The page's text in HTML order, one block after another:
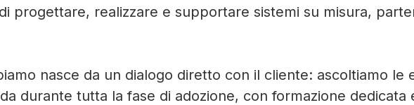
progettare, realizzare e supportare sistemi su misura,
nasce da un dialogo diretto con il cliente: ascoltiamo le
durante tutta la fase di adozione, con formazione dedicata